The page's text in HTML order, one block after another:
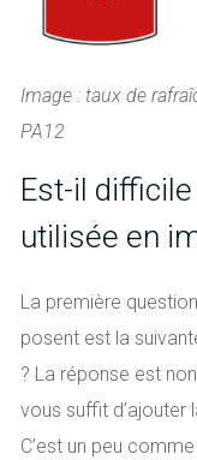
Image : taux de
PA12
Est-il
utilisée en
La première
posent est la
? La réponse est
vous suffit d’ajouter
C’est un peu